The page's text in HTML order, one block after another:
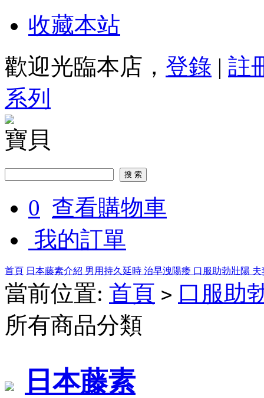
收藏本站
歡迎光臨本店， 登錄 | 註
系列
寶貝
0 查看購物車
我的訂單
首頁 日本藤素介紹 男用持久延時 治早洩陽痿 口服助勃壯陽
當前位置: 首頁 > 口服助
所有商品分類
日本藤素